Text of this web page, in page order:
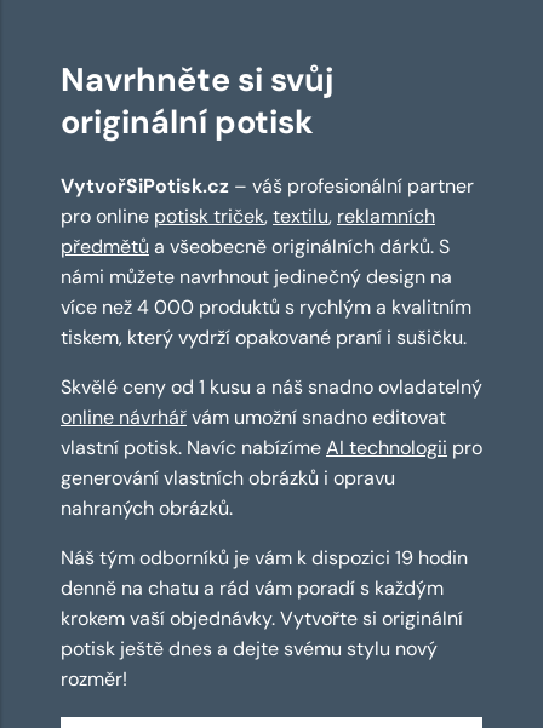
Navrhněte si svůj
originální potisk
VytvořSiPotisk.cz – váš profesionální partner
pro online potisk triček,textilu, reklamních
předmětů a všeobecně originálních dárků. S
námi můžete navrhnout jedinečný design na
více než 4 000 produktů s rychlým a kvalitním
tiskem, který vydrží opakované praní i sušičku.
Skvělé ceny od 1 kusu a náš snadno ovladatelný
online návrhářvám umožní snadno editovat
vlastní potisk. Navíc nabízímeAI technologii pro
generování vlastních obrázků i opravu
nahraných obrázků.
Náš tým odborníků je vám k dispozici 19 hodin
denně na chatu a rád vám poradí s každým
krokem vaší objednávky. Vytvořte si originální
potisk ještě dnes a dejte svému stylu nový
rozměr!